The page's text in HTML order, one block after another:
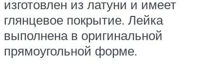
изготовлен из латуни и имеет
глянцевое покрытие. Лейка
выполнена в оригинальной
прямоугольной форме.